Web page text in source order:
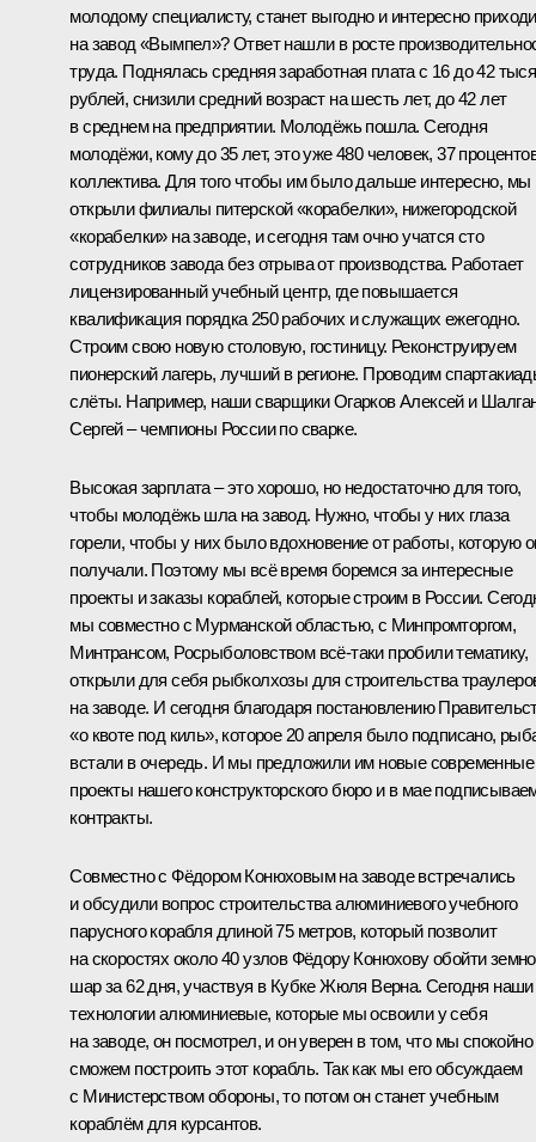
молодому специалисту, станет выгодно и интересно
на завод «Вымпел»? Ответ нашли в росте
труда. Поднялась средняя заработная плата с 16 до 42
рублей, снизили средний возраст на шесть лет, до 42 лет
в среднем на предприятии. Молодёжь пошла. Сегодня
молодёжи, кому до 35 лет, это уже 480 человек, 37
коллектива. Для того чтобы им было дальше интересно, мы
открыли филиалы питерской «корабелки», нижегородской
«корабелки» на заводе, и сегодня там очно учатся сто
сотрудников завода без отрыва от производства. Работает
лицензированный учебный центр, где повышается
квалификация порядка 250 рабочих и служащих ежегодно.
Строим свою новую столовую, гостиницу. Реконструируем
пионерский лагерь, лучший в регионе. Проводим
слёты. Например, наши сварщики Огарков Алексей и
Сергей – чемпионы России по сварке.
Высокая зарплата – это хорошо, но недостаточно для того,
чтобы молодёжь шла на завод. Нужно, чтобы у них глаза
горели, чтобы у них было вдохновение от работы, которую
получали. Поэтому мы всё время боремся за интересные
проекты и заказы кораблей, которые строим в России.
мы совместно с Мурманской областью, с Минпромторгом,
Минтрансом, Росрыболовством всё-таки пробили тематику,
открыли для себя рыбколхозы для строительства
на заводе. И сегодня благодаря постановлению
«о квоте под киль», которое 20 апреля было подписано,
встали в очередь. И мы предложили им новые современные
проекты нашего конструкторского бюро и в мае
контракты.
Совместно с Фёдором Конюховым на заводе встречались
и обсудили вопрос строительства алюминиевого учебного
парусного корабля длиной 75 метров, который позволит
на скоростях около 40 узлов Фёдору Конюхову обойти
шар за 62 дня, участвуя в Кубке Жюля Верна. Сегодня наши
технологии алюминиевые, которые мы освоили у себя
на заводе, он посмотрел, и он уверен в том, что мы спокойно
сможем построить этот корабль. Так как мы его обсуждаем
с Министерством обороны, то потом он станет учебным
кораблём для курсантов.